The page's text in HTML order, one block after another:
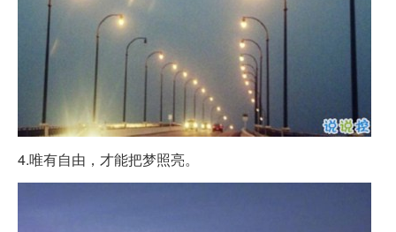
4.唯有自由，才能把梦照亮。